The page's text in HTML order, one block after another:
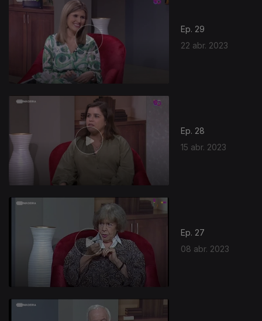
Ep. 29
22 abr. 2023
Ep. 28
15 abr. 2023
Ep. 27
08 abr. 2023
682579